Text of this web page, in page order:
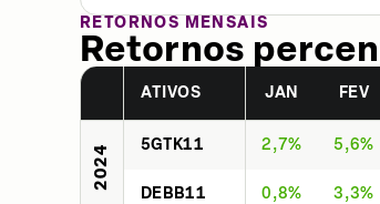
RETORNOS MENSAIS
Retornos
ATIVOS JAN FEV
2024 5GTK11 2,7% 5,6%
DEBB11 0,8% 3,3%